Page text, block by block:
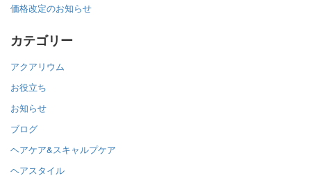
価格改定のお知らせ
カテゴリー
アクアリウム
お役立ち
お知らせ
ブログ
ヘアケア&スキャルプケア
ヘアスタイル